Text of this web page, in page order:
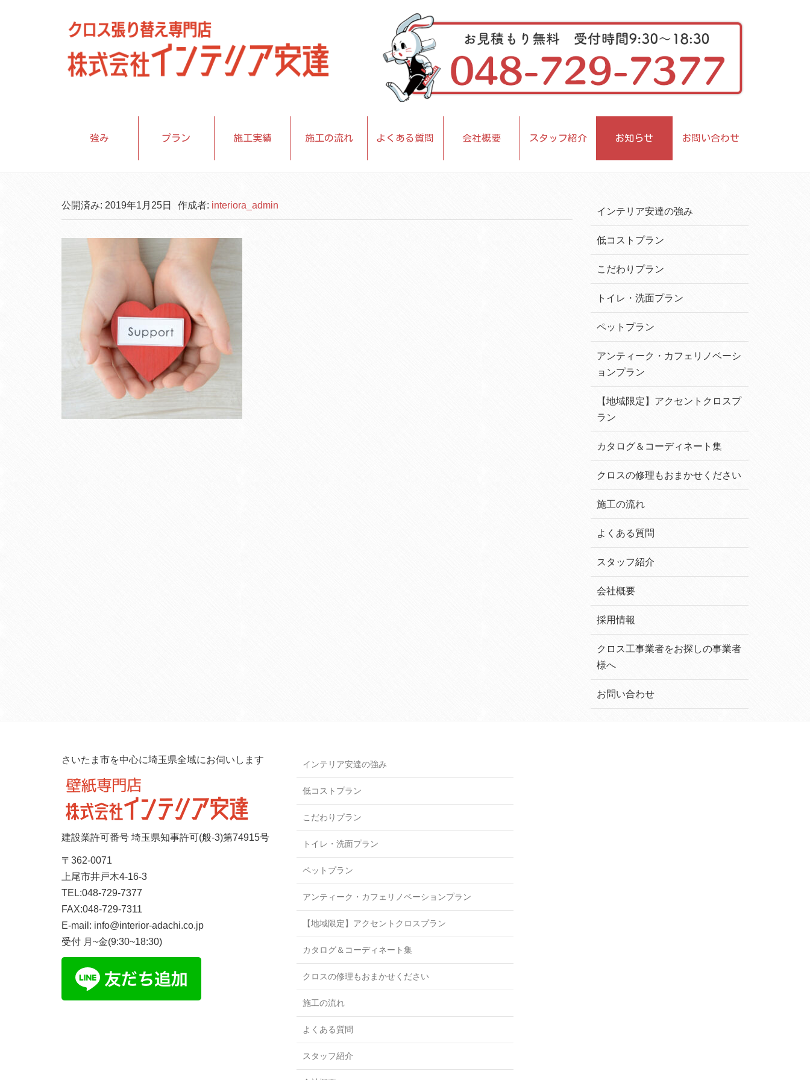
強み プラン 施工実績 施工の流れ よくある質問 会社概要 スタッフ紹介 お知らせ お問い合わせ
公開済み: 2019年1月25日 作成者: interiora_admin
インテリア安達の強み
低コストプラン
こだわりプラン
トイレ・洗面プラン
ペットプラン
アンティーク・カフェリノベーシ
ョンプラン
【地域限定】アクセントクロスプ
ラン
カタログ＆コーディネート集
クロスの修理もおまかせください
施工の流れ
よくある質問
スタッフ紹介
会社概要
採用情報
クロス工事業者をお探しの事業者
様へ
お問い合わせ
さいたま市を中心に埼玉県全域にお伺いします
建設業許可番号 埼玉県知事許可(般-3)第74915号
〒362-0071
上尾市井戸木4-16-3
TEL:048-729-7377
FAX:048-729-7311
E-mail: info@interior-adachi.co.jp
受付 月~金(9:30~18:30)
インテリア安達の強み
低コストプラン
こだわりプラン
トイレ・洗面プラン
ペットプラン
アンティーク・カフェリノベーションプラン
【地域限定】アクセントクロスプラン
カタログ＆コーディネート集
クロスの修理もおまかせください
施工の流れ
よくある質問
スタッフ紹介